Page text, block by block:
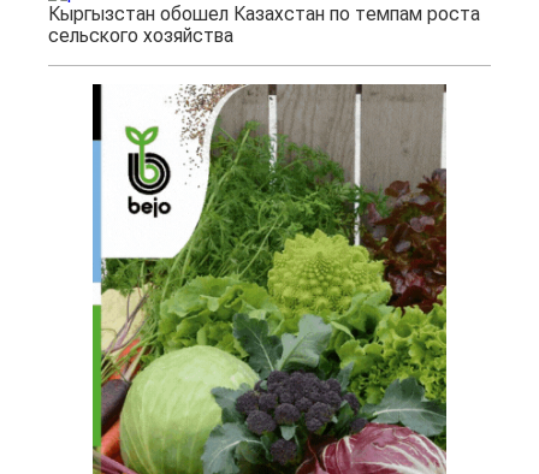
Кыргызстан обошел Казахстан по темпам роста
сельского хозяйства